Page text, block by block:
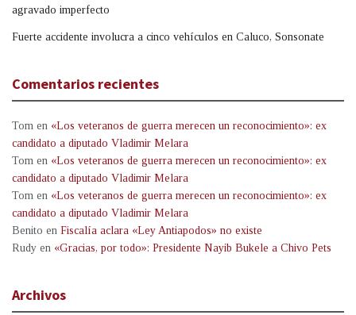
agravado imperfecto
Fuerte accidente involucra a cinco vehículos en Caluco, Sonsonate
Comentarios recientes
Tom en «Los veteranos de guerra merecen un reconocimiento»: ex
candidato a diputado Vladimir Melara
Tom en «Los veteranos de guerra merecen un reconocimiento»: ex
candidato a diputado Vladimir Melara
Tom en «Los veteranos de guerra merecen un reconocimiento»: ex
candidato a diputado Vladimir Melara
Benito en Fiscalía aclara «Ley Antiapodos» no existe
Rudy en «Gracias, por todo»: Presidente Nayib Bukele a Chivo Pets
Archivos